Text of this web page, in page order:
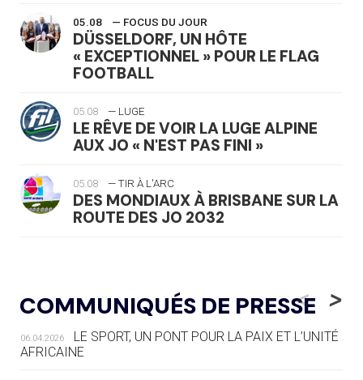
05.08 — FOCUS DU JOUR
DÜSSELDORF, UN HÔTE
« EXCEPTIONNEL » POUR LE FLAG
FOOTBALL
05.08 — LUGE
LE RÊVE DE VOIR LA LUGE ALPINE
AUX JO « N'EST PAS FINI »
05.08 — TIR À L'ARC
DES MONDIAUX À BRISBANE SUR LA
ROUTE DES JO 2032
LE VILLAGE OLYMPIQUE DES ARAVIS
SE DESSINE
04.08 — FOCUS DU JOUR
LE COJOP A TROUVÉ SON VILLAGE
COMMUNIQUÉS DE PRESSE
<
06.04.2026
LE SPORT, UN PONT POUR LA PAIX ET L’UNITÉ
AFRICAINE
>